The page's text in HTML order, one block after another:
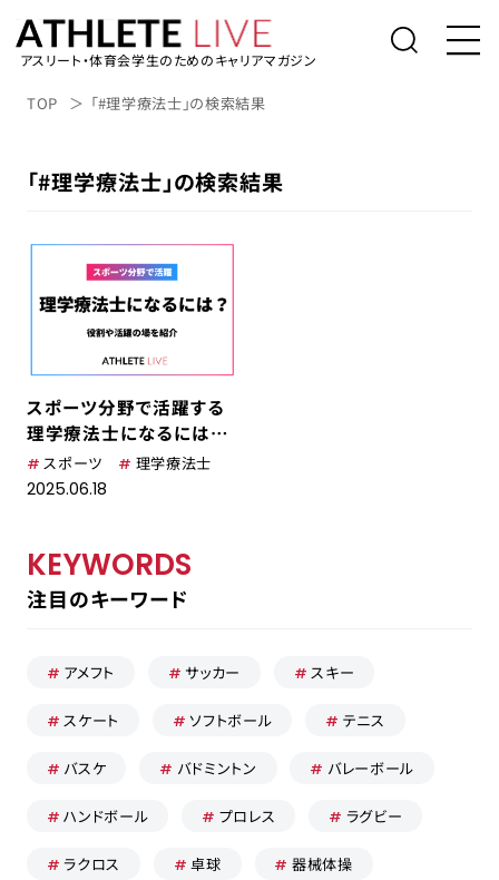
アスリート・体育会学生のためのキャリアマガジン
TOP 「#理学療法士」の検索結果
「#理学療法士」の検索結果
スポーツ分野で活躍する
理学療法士になるには？
役割や活躍の場を紹介
スポーツ 理学療法士
2025.06.18
KEYWORDS
注目のキーワード
アメフト サッカー スキー
スケート ソフトボール テニス
バスケ バドミントン バレーボール
ハンドボール プロレス ラグビー
ラクロス 卓球 器械体操
トップ
桑田真澄の「人生の勝利投手になるため
アスリートライブについて
アスリートのキャリアインタビュー
表彰台の降り方。
アルバイト/業務委託を探す
採用担当の方はこちら
お問い合わせ
運営会社
プライバシーポリシー